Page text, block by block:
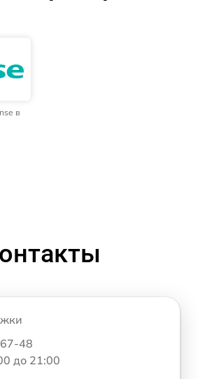
в
48
до 21:00